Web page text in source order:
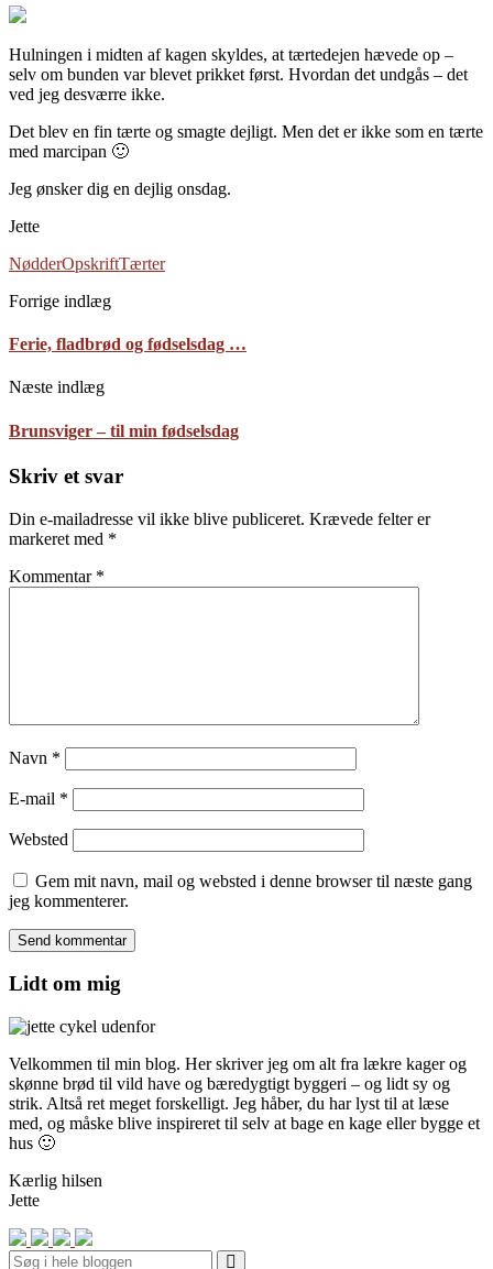
Hulningen i midten af kagen skyldes, at tærtedejen hævede op –
selv om bunden var blevet prikket først. Hvordan det undgås – det
ved jeg desværre ikke.
Det blev en fin tærte og smagte dejligt. Men det er ikke som en tærte
med marcipan 🙂
Jeg ønsker dig en dejlig onsdag.
Jette
NødderOpskriftTærter
Forrige indlæg
Ferie, fladbrød og fødselsdag …
Næste indlæg
Brunsviger – til min fødselsdag
Skriv et svar
Din e-mailadresse vil ikke blive publiceret. Krævede felter er
markeret med *
Kommentar *
Navn *
E-mail *
Websted
Gem mit navn, mail og websted i denne browser til næste gang
jeg kommenterer.
Lidt om mig
Velkommen til min blog. Her skriver jeg om alt fra lækre kager og
skønne brød til vild have og bæredygtigt byggeri – og lidt sy og
strik. Altså ret meget forskelligt. Jeg håber, du har lyst til at læse
med, og måske blive inspireret til selv at bage en kage eller bygge et
hus 🙂
Kærlig hilsen
Jette